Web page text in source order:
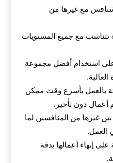
مع غيرها من
تتناسب مع جميع المستويات
استخدام أفضل مجموعة
بالعمل بأسرع وقت ممكن
دون تأخير.
غيرها من المنافسين لما
العمل.
إنهاء أعمالها بدقة